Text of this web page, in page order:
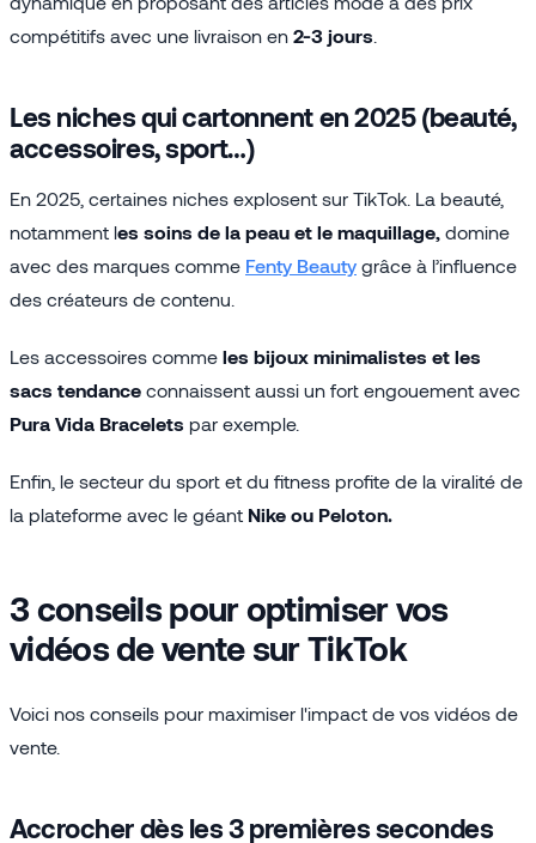
compétitifs avec une livraison en 2-3 jours
Les niches qui cartonnent en 2025 (beauté,
accessoires, sport…)
En 2025, certaines niches explosent sur TikTok. La beauté,
notamment les soins de la peau et le maquillage, domine
avec des marques comme Fenty Beauty grâce à l’influence
des créateurs de contenu.
Les accessoires comme les bijoux minimalistes et les
sacs tendance connaissent aussi un fort engouement avec
Pura Vida Bracelets par exemple.
Enfin, le secteur du sport et du fitness profite de la viralité de
la plateforme avec le géant Nike ou Peloton.
3 conseils pour optimiser vos
vidéos de vente sur TikTok
Voici nos conseils pour maximiser l'impact de vos vidéos de
vente.
Accrocher dès les 3 premières secondes